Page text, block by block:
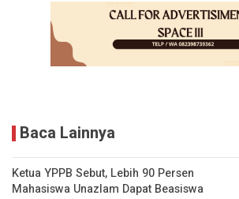
Baca Lainnya
Ketua YPPB Sebut, Lebih 90 Persen
Mahasiswa Unazlam Dapat Beasiswa